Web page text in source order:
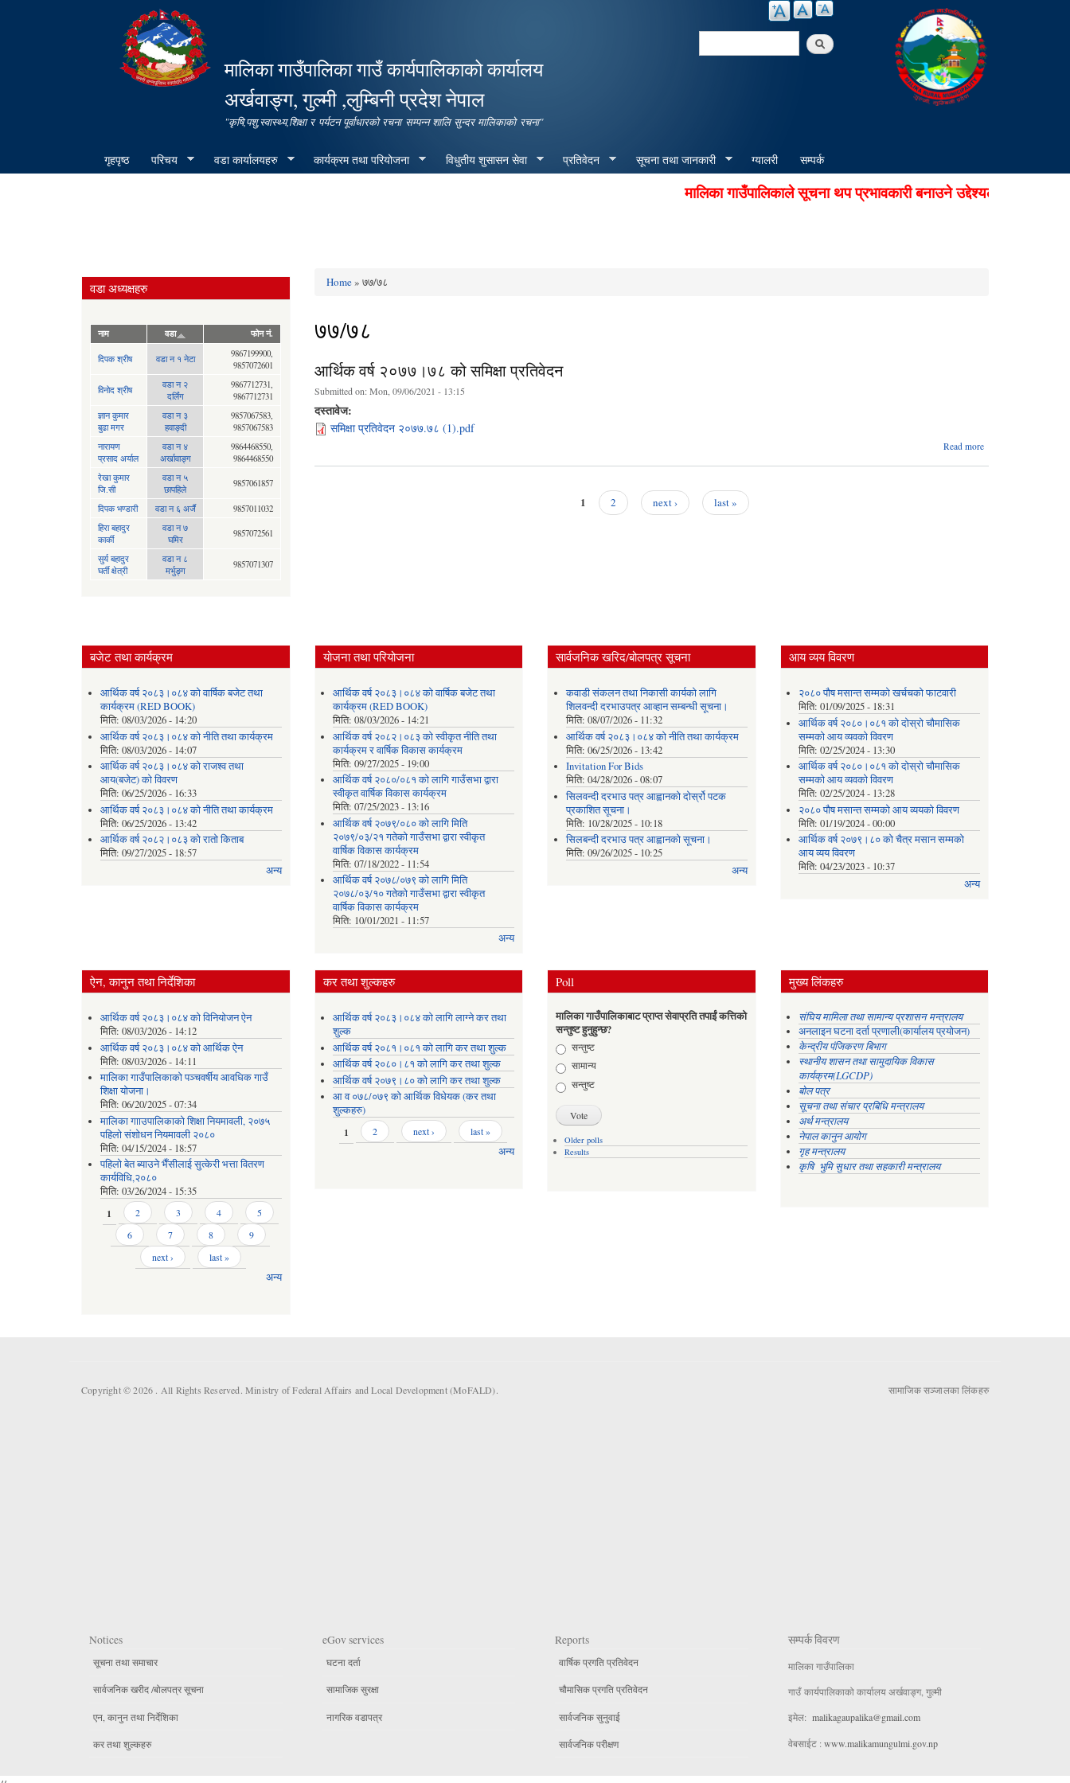
मालिका गाउँपालिका गाउँ कार्यपालिकाको कार्यालय
अर्खवाङ्ग, गुल्मी ,लुम्बिनी प्रदेश नेपाल
"कृषि,पशु,स्वास्थ्य,शिक्षा र पर्यटन पूर्वाधारको रचना सम्पन्न शालि सुन्दर मालिकाको रचना"
Search
गृहपृष्ठ परिचय वडा कार्यालयहरु कार्यक्रम तथा परियोजना विधुतीय शुसासन सेवा प्रतिवेदन सूचना तथा जानकारी ग्यालरी सम्पर्क
मालिका गाउँपालिकाले सूचना थप प्रभावकारी बनाउने उद्देश्यले अडियो
वडा अध्यक्षहरु
नाम वडा फोन नं.
दिपक श्रीष वडा न १ नेटा
9867199900,
9857072601
विनोद श्रीष
वडा न २
दर्लिंग
9867712731,
9867712731
ज्ञान कुमार
बुढा मगर
वडा न ३
हवाङ्दी
9857067583,
9857067583
नारायण
प्रसाद अर्याल
वडा न‍ ४
अर्खावाङ्ग
9864468550,
9864468550
रेखा कुमार
जि.सी
वडा न ५
छापहिले
9857061857
दिपक भण्डारी वडा न ६ अर्जै
9857011032
हिरा बहादुर
कार्की
वडा न ७
घमिर
9857072561
सुर्य बहादुर
घर्ती क्षेत्री
वडा न ८
मर्भुङ्ग
9857071307
Home» ७७/७८
७७/७८
आर्थिक वर्ष २०७७।७८ को समिक्षा प्रतिवेदन
Submitted on:Mon, 09/06/2021 - 13:15
दस्तावेज:
समिक्षा प्रतिवेदन २०७७.७८ (1).pdf
Read more
1 2 next › last »
बजेट तथा कार्यक्रम
आर्थिक वर्ष २०८३।०८४ को वार्षिक बजेट तथा
कार्यक्रम (RED BOOK)
मिति: 08/03/2026 - 14:20
आर्थिक वर्ष २०८३।०८४ को नीति तथा कार्यक्रम
मिति: 08/03/2026 - 14:07
आर्थिक वर्ष २०८३।०८४ को राजश्व तथा
आय(बजेट) को विवरण
मिति: 06/25/2026 - 16:33
आर्थिक वर्ष २०८३।०८४ को नीति तथा कार्यक्रम
मिति: 06/25/2026 - 13:42
आर्थिक वर्ष २०८२।०८३ को रातो किताब
मिति: 09/27/2025 - 18:57
अन्य
योजना तथा परियोजना
आर्थिक वर्ष २०८३।०८४ को वार्षिक बजेट तथा
कार्यक्रम (RED BOOK)
मिति:08/03/2026 - 14:21
आर्थिक वर्ष २०८२।०८३ को स्वीकृत नीति तथा
कार्यक्रम र वार्षिक विकास कार्यक्रम
मिति:09/27/2025 - 19:00
आर्थिक वर्ष २०८०/०८१ को लागि गाउँसभा द्वारा
स्वीकृत वार्षिक विकास कार्यक्रम
मिति:07/25/2023 - 13:16
आर्थिक वर्ष २०७९/०८० को लागि मिति
२०७९/०३/२१ गतेको गाउँसभा द्वारा स्वीकृत
वार्षिक विकास कार्यक्रम
मिति:07/18/2022 - 11:54
आर्थिक वर्ष २०७८/०७९ को लागि मिति
२०७८/०३/१० गतेको गाउँसभा द्वारा स्वीकृत
वार्षिक विकास कार्यक्रम
मिति: 10/01/2021 - 11:57
अन्य
सार्वजनिक खरिद/बोलपत्र सूचना
कवाडी संकलन तथा निकासी कार्यको लागि
शिलवन्दी दरभाउपत्र आव्हान सम्बन्धी सूचना।
मिति: 08/07/2026 - 11:32
आर्थिक वर्ष २०८३।०८४ को नीति तथा कार्यक्रम
मिति: 06/25/2026 - 13:42
Invitation For Bids
मिति: 04/28/2026 - 08:07
सिलवन्दी दरभाउ पत्र आह्वानको दोर्स्रो पटक
प्रकाशित सूचना।
मिति: 10/28/2025 - 10:18
सिलबन्दी दरभाउ पत्र आह्वानको सूचना।
मिति: 09/26/2025 - 10:25
अन्य
आय व्यय विवरण
२०८० पौष मसान्त सम्मको खर्चचको फाटवारी
मिति:01/09/2025 - 18:31
आर्थिक वर्ष २०८०।०८१ को दोस्रो चौमासिक
सम्मको आय व्यवको विवरण
मिति:02/25/2024 - 13:30
आर्थिक वर्ष २०८०।०८१ को दोस्रो चौमासिक
सम्मको आय व्यवको विवरण
मिति:02/25/2024 - 13:28
२०८० पौष मसान्त सम्मको आय व्ययको विवरण
मिति:01/19/2024 - 00:00
आर्थिक वर्ष २०७९।८० को चैत्र मसान सम्मको
आय व्यय विवरण
मिति:04/23/2023 - 10:37
अन्य
ऐन, कानुन तथा निर्देशिका
आर्थिक वर्ष २०८३।०८४ को विनियोजन ऐन
मिति: 08/03/2026 - 14:12
आर्थिक वर्ष २०८३।०८४ को आर्थिक ऐन
मिति: 08/03/2026 - 14:11
मालिका गाउँपालिकाको पञ्चवर्षीय आवधिक गाउँ
शिक्षा योजना।
मिति: 06/20/2025 - 07:34
मालिका गााउपालिकाको शिक्षा नियमावली, २०७५
पहिलो संशोधन नियमावली २०८०
मिति: 04/15/2024 - 18:57
पहिलो बेत ब्याउने भैँसीलाई सुत्केरी भत्ता वितरण
कार्यविधि,२०८०
मिति: 03/26/2024 - 15:35
Pages
1 2 3 4
5
6
7 8
9
next ›
last »
अन्य
कर तथा शुल्कहरु
आर्थिक वर्ष २०८३।०८४ को लागि लाग्ने कर तथा
शुल्क
आर्थिक वर्ष २०८१।०८१ को लागि कर तथा शुल्क
आर्थिक वर्ष २०८०।८१ को लागि कर तथा शुल्क
आर्थिक वर्ष २०७९।८० को लागि कर तथा शुल्क
आ व ०७८/०७९ को आर्थिक विधेयक (कर तथा
शुल्कहरु)
Pages
1 2 next › last »
अन्य
Poll
मालिका गाउँपालिकाबाट प्राप्त सेवाप्रति तपाईं कत्तिको
सन्तुष्ट हुनुहुन्छ?
Choices
सन्तुष्ट
सामान्य
सन्तुष्ट
Older polls
Results
मुख्य लिंकहरु
संघिय मामिला तथा सामान्य प्रशासन मन्त्रालय
अनलाइन घटना दर्ता प्रणाली(कार्यालय प्रयोजन)
केन्द्रीय पंजिकरण बिभाग
स्थानीय शासन तथा सामुदायिक विकास
कार्यक्रम(LGCDP)
बोल पत्र
सूचना तथा संचार प्रबिधि मन्त्रालय
अर्थ मन्त्रालय
नेपाल कानुन आयोग
गृह मन्त्रालय
कृषि भुमि सुधार तथा सहकारी मन्त्रालय
Copyright © 2026 . All Rights Reserved. Ministry of Federal Affairs and Local Development (MoFALD). सामाजिक सञ्जालका लिंकहरु
Notices
सूचना तथा समाचार
सार्वजनिक खरीद /बोलपत्र सूचना
एन, कानुन तथा निर्देशिका
कर तथा शुल्कहरु
eGov services
घटना दर्ता
सामाजिक सुरक्षा
नागरिक वडापत्र
Reports
वार्षिक प्रगति प्रतिवेदन
चौमासिक प्रगति प्रतिवेदन
सार्वजनिक सुनुवाई
सार्वजनिक परीक्षण
सम्पर्क विवरण
मालिका गाउँपालिका
गाउँ कार्यपालिकाको कार्यालय अर्खवाङ्ग, गुल्मी
इमेल: malikagaupalika@gmail.com
वेबसाईट : www.malikamungulmi.gov.np